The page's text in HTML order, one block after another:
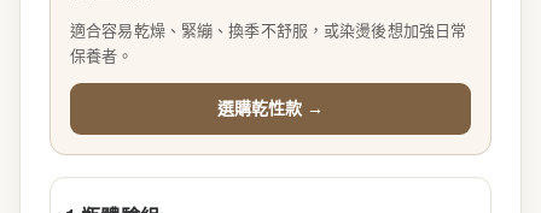
適合容易乾燥、緊繃、換季不舒服，或染燙後想加強日常
保養者。
選購乾性款 →